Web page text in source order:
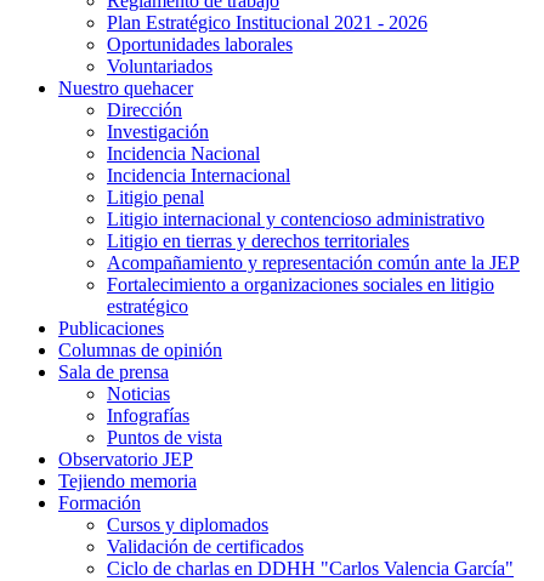
Plan Estratégico Institucional 2021 - 2026
Oportunidades laborales
Voluntariados
Nuestro quehacer
Dirección
Investigación
Incidencia Nacional
Incidencia Internacional
Litigio penal
Litigio internacional y contencioso administrativo
Litigio en tierras y derechos territoriales
Acompañamiento y representación común ante la JEP
Fortalecimiento a organizaciones sociales en litigio
estratégico
Publicaciones
Columnas de opinión
Sala de prensa
Noticias
Infografías
Puntos de vista
Observatorio JEP
Tejiendo memoria
Formación
Cursos y diplomados
Validación de certificados
Ciclo de charlas en DDHH "Carlos Valencia García"